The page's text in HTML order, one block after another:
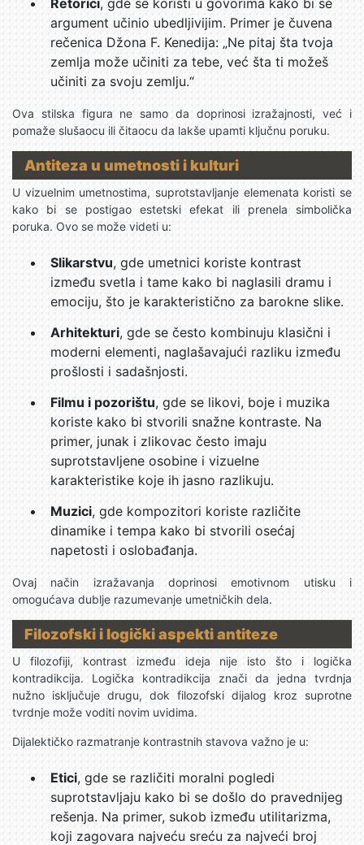
Retorici, gde se koristi u govorima kako bi se
argument učinio ubedljivijim. Primer je čuvena
rečenica Džona F. Kenedija: „Ne pitaj šta tvoja
zemlja može učiniti za tebe, već šta ti možeš
učiniti za svoju zemlju.“
Ova stilska figura ne samo da doprinosi izražajnosti, već i
pomaže slušaocu ili čitaocu da lakše upamti ključnu poruku.
Antiteza u umetnosti i kulturi
U vizuelnim umetnostima, suprotstavljanje elemenata koristi se
kako bi se postigao estetski efekat ili prenela simbolička
poruka. Ovo se može videti u:
Slikarstvu, gde umetnici koriste kontrast
između svetla i tame kako bi naglasili dramu i
emociju, što je karakteristično za barokne slike.
Arhitekturi, gde se često kombinuju klasični i
moderni elementi, naglašavajući razliku između
prošlosti i sadašnjosti.
Filmu i pozorištu, gde se likovi, boje i muzika
koriste kako bi stvorili snažne kontraste. Na
primer, junak i zlikovac često imaju
suprotstavljene osobine i vizuelne
karakteristike koje ih jasno razlikuju.
Muzici, gde kompozitori koriste različite
dinamike i tempa kako bi stvorili osećaj
napetosti i oslobađanja.
Ovaj način izražavanja doprinosi emotivnom utisku i
omogućava dublje razumevanje umetničkih dela.
Filozofski i logički aspekti antiteze
U filozofiji, kontrast između ideja nije isto što i logička
kontradikcija. Logička kontradikcija znači da jedna tvrdnja
nužno isključuje drugu, dok filozofski dijalog kroz suprotne
tvrdnje može voditi novim uvidima.
Dijalektičko razmatranje kontrastnih stavova važno je u:
Etici, gde se različiti moralni pogledi
suprotstavljaju kako bi se došlo do pravednijeg
rešenja. Na primer, sukob između utilitarizma,
koji zagovara najveću sreću za najveći broj